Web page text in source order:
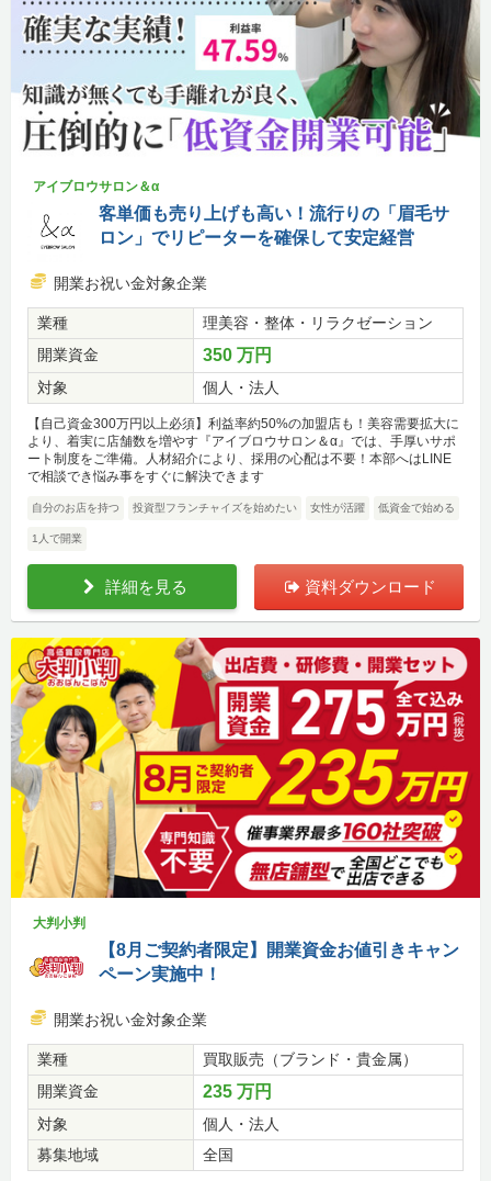
アイブロウサロン＆α
客単価も売り上げも高い！流行りの「眉毛サ
ロン」でリピーターを確保して安定経営
開業お祝い金対象企業
業種
理美容・整体・リラクゼーション
開業資金
350 万円
対象 個人・法人
【自己資金300万円以上必須】利益率約50%の加盟店も！美容需要拡大に
より、着実に店舗数を増やす『アイブロウサロン＆α』では、手厚いサポ
ート制度をご準備。人材紹介により、採用の心配は不要！本部へはLINE
で相談でき悩み事をすぐに解決できます
自分のお店を持つ 投資型フランチャイズを始めたい 女性が活躍 低資金で始める
1人で開業
詳細を見る 資料ダウンロード
大判小判
【8月ご契約者限定】開業資金お値引きキャン
ペーン実施中！
開業お祝い金対象企業
業種
買取販売（ブランド・貴金属）
開業資金
235 万円
対象
個人・法人
募集地域
全国